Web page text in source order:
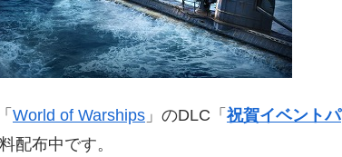
World of Warships 」のDLC「 祝賀イベントパ
配布中です。